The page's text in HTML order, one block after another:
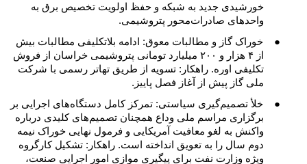
خورشیدی جدید به شبکه و حفظ اولویت تخصیص برق به
واحدهای صادرات‌محور پتروشیمی.
●
خوراک گاز و مطالبات معوق: ادامه بلاتکلیفی مطالبات بیش
از ۴ هزار و ۲۰۰ میلیارد تومانی پتروشیمی خراسان از فروش
تکلیفی اوره. راهکار: تسویه از طریق تهاتر رسمی با شرکت
ملی گاز پیش از آغاز فصل پاییز.
●
خلأ تصمیم‌گیری سیاستی: تمرکز کامل دستگاه‌های اجرایی بر
برگزاری مراسم ملی وداع همچنان تصمیم‌های کلیدی درباره
واکنش به لغو معافیت آمریکایی و فرمول نهایی خوراک نیمه
دوم سال را به تعویق انداخته است. راهکار: تشکیل کارگروه
ویژه وزارت نفت برای پیگیری موازی امور اجرایی صنعت،